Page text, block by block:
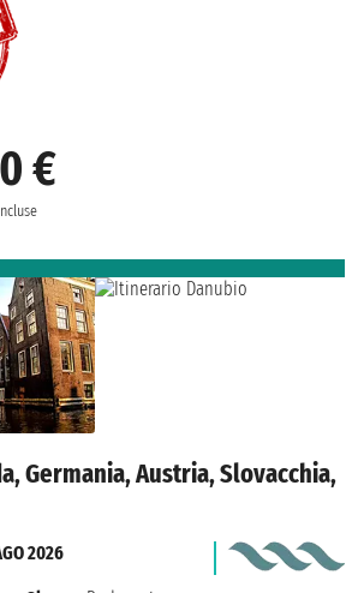
€
Germania, Austria, Slovacchia,
2026